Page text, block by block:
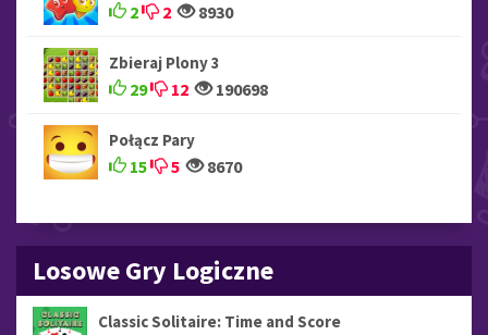
2 2 8930
Zbieraj Plony 3
29 12 190698
Połącz Pary
15 5 8670
Losowe Gry Logiczne
Classic Solitaire: Time and Score